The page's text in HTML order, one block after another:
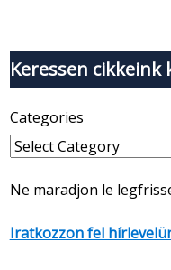
Keressen
Categories
Ne maradjon le
Iratkozzon fel